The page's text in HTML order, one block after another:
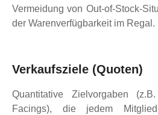
Vermeidung von Out-of-Stock-
der Warenverfügbarkeit im Regal.
Verkaufsziele (Quoten)
Quantitative Zielvorgaben
Facings), die jedem